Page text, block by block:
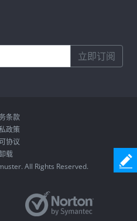
立即订阅
条款
政策
协议
载
All Rights Reserved.